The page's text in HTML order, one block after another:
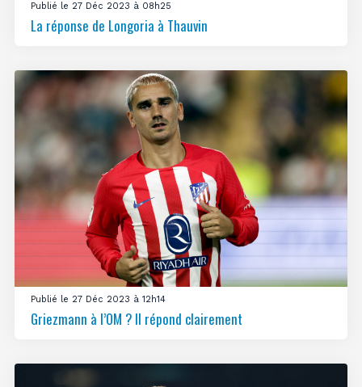
Publié le 27 Déc 2023 à 08h25
La réponse de Longoria à Thauvin
Publié le 27 Déc 2023 à 12h14
Griezmann à l’OM ? Il répond clairement